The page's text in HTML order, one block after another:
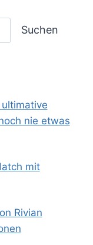
Suchen
nie etwas
mit
Rivian